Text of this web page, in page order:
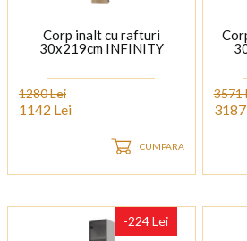
Corp inalt cu rafturi
30x219cm INFINITY
1280 Lei
1142 Lei
CUMPARA
3571
-224 Lei